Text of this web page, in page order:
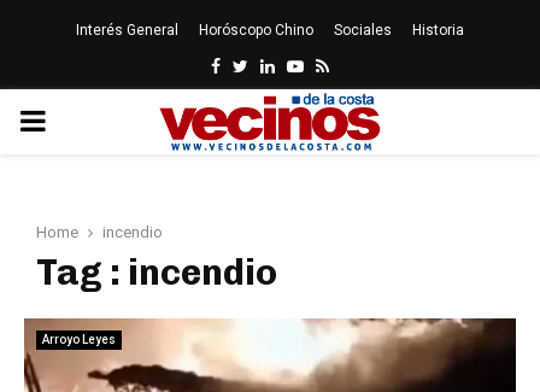
Interés General Horóscopo Chino Sociales Historia
Facebook
Twitter
LinkedinYoutube
Rss
PRIMARY
Home incendio
Tag : incendio
Arroyo Leyes